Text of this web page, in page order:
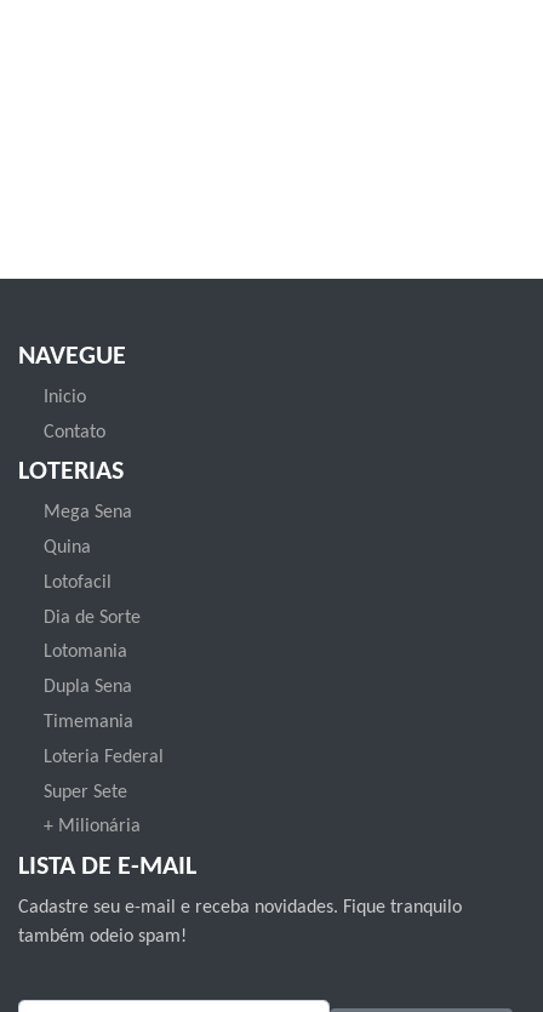
NAVEGUE
Inicio
Contato
LOTERIAS
Mega Sena
Quina
Lotofacil
Dia de Sorte
Lotomania
Dupla Sena
Timemania
Loteria Federal
Super Sete
+ Milionária
LISTA DE E-MAIL
Cadastre seu e-mail e receba novidades. Fique tranquilo
também odeio spam!